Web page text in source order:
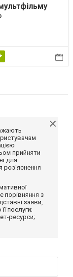
прийняти
для
роз'яснення
порівняння з
заяви,
послуги;
ресурси;